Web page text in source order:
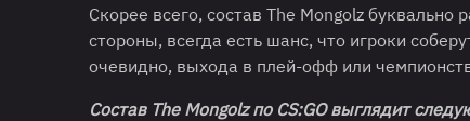
Скорее всего, состав The Mongolz буквально
стороны, всегда есть шанс, что игроки
очевидно, выхода в плей-офф или
Состав The Mongolzпо CS:GOвыглядит